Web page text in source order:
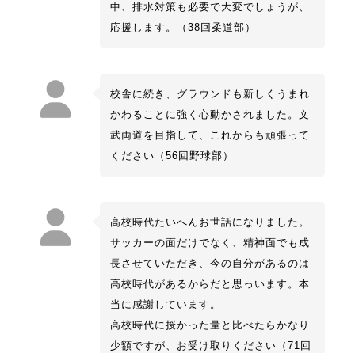
中、排水対策も必要で大変でしょうが、
応援します。（38回柔道部）
校舎に続き、グラウンドも新しくうまれ
かわることに強く心動かされました。文
武両道を目指して、これからも頑張って
ください（56回野球部）
高校時代たいへんお世話になりました。
サッカーの面だけでなく、精神面でも成
長させていただき、今の自分があるのは
高校時代があるからだと思っいます。本
当に感謝しています。
高校時代に授かった量と比べたらかなり
少額ですが、お受け取りください（71回